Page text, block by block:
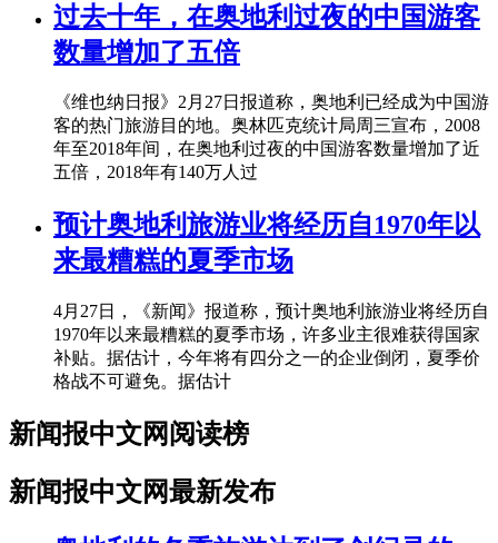
过去十年，在奥地利过夜的中国游客
数量增加了五倍
《维也纳日报》2月27日报道称，奥地利已经成为中国游
客的热门旅游目的地。奥林匹克统计局周三宣布，2008
年至2018年间，在奥地利过夜的中国游客数量增加了近
五倍，2018年有140万人过
预计奥地利旅游业将经历自1970年以
来最糟糕的夏季市场
4月27日，《新闻》报道称，预计奥地利旅游业将经历自
1970年以来最糟糕的夏季市场，许多业主很难获得国家
补贴。据估计，今年将有四分之一的企业倒闭，夏季价
格战不可避免。据估计
新闻报中文网阅读榜
新闻报中文网最新发布